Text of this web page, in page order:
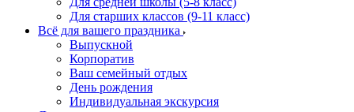
Для старших классов (9-11 класс)
Всё для вашего праздника
Выпускной
Корпоратив
Ваш семейный отдых
День рождения
Индивидуальная экскурсия